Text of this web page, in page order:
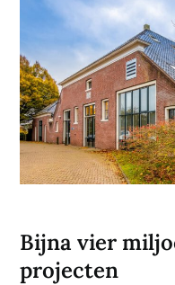
Bijna vier
projecten